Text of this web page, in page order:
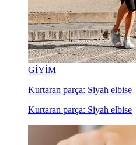
GİYİM
Kurtaran parça: Siyah elbise
Kurtaran parça: Siyah elbise